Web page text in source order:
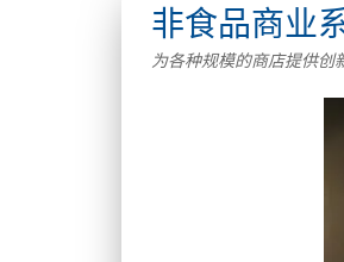
非食品商业
为各种规模的商店提供创